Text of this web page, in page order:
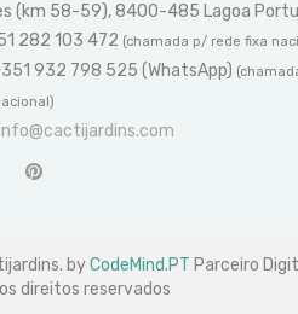
(km 58-59), 8400-485 Lagoa
282 103 472 (chamada p/ rede fixa
932 798 525 (WhatsApp)
info@cactijardins.com
byCodeMind.PT Parceiro
direitos reservados